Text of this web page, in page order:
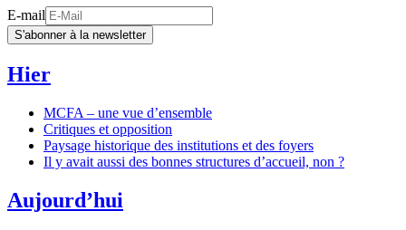
E-mail
S'abonner à la newsletter
Hier
MCFA – une vue d’ensemble
Critiques et opposition
Paysage historique des institutions et des foyers
Il y avait aussi des bonnes structures d’accueil, non ?
Aujourd’hui